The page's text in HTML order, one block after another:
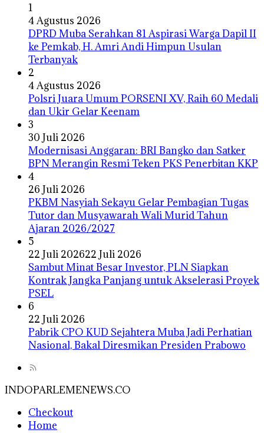
1
4 Agustus 2026
DPRD Muba Serahkan 81 Aspirasi Warga Dapil II
ke Pemkab, H. Amri Andi Himpun Usulan
Terbanyak
2
4 Agustus 2026
Polsri Juara Umum PORSENI XV, Raih 60 Medali
dan Ukir Gelar Keenam
3
30 Juli 2026
Modernisasi Anggaran: BRI Bangko dan Satker
BPN Merangin Resmi Teken PKS Penerbitan KKP
4
26 Juli 2026
PKBM Nasyiah Sekayu Gelar Pembagian Tugas
Tutor dan Musyawarah Wali Murid Tahun
Ajaran 2026/2027
5
22 Juli 202622 Juli 2026
Sambut Minat Besar Investor, PLN Siapkan
Kontrak Jangka Panjang untuk Akselerasi Proyek
PSEL
6
22 Juli 2026
Pabrik CPO KUD Sejahtera Muba Jadi Perhatian
Nasional, Bakal Diresmikan Presiden Prabowo
INDOPARLEMENEWS.CO
Checkout
Home